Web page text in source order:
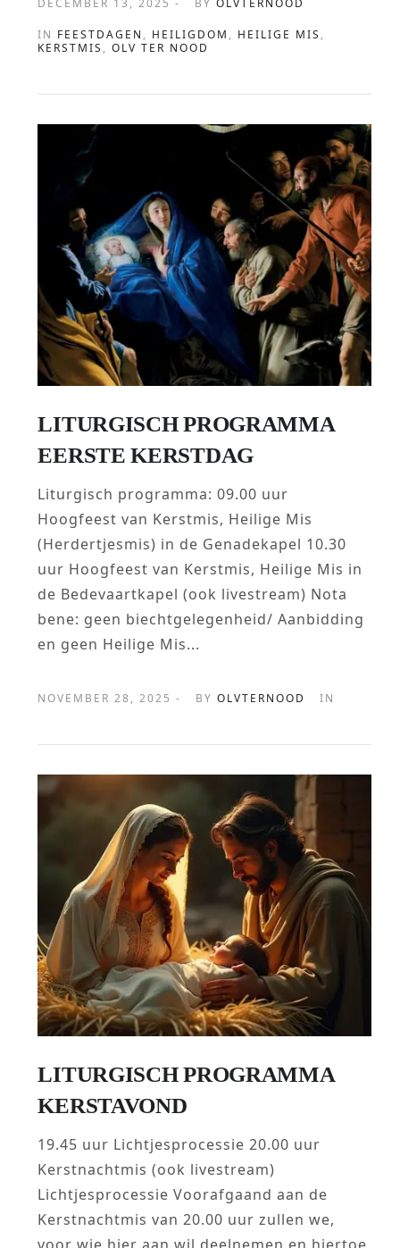
IN FEESTDAGEN , HEILIGDOM , HEILIGE MIS ,
KERSTMIS ,OLV TER NOOD
LITURGISCH PROGRAMMA
EERSTE KERSTDAG
Liturgisch programma: 09.00 uur
Hoogfeest van Kerstmis, Heilige Mis
(Herdertjesmis) in de Genadekapel 10.30
uur Hoogfeest van Kerstmis, Heilige Mis in
de Bedevaartkapel (ook livestream) Nota
bene: geen biechtgelegenheid/ Aanbidding
en geen Heilige Mis...
NOVEMBER 28, 2025 - BYOLVTERNOOD IN
LITURGISCH PROGRAMMA
KERSTAVOND
19.45 uur Lichtjesprocessie 20.00 uur
Kerstnachtmis (ook livestream)
Lichtjesprocessie Voorafgaand aan de
Kerstnachtmis van 20.00 uur zullen we,